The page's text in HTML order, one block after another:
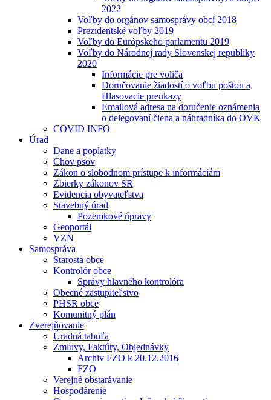
2022
Voľby do orgánov samosprávy obcí 2018
Prezidentské voľby 2019
Voľby do Európskeho parlamentu 2019
Voľby do Národnej rady Slovenskej republiky
2020
Informácie pre voliča
Doručovanie žiadostí o voľbu poštou a
Hlasovacie preukazy
Emailová adresa na doručenie oznámenia
o delegovaní člena a náhradníka do OVK
COVID INFO
Úrad
Dane a poplatky
Chov psov
Zákon o slobodnom prístupe k informáciám
Zbierky zákonov SR
Evidencia obyvateľstva
Stavebný úrad
Pozemkové úpravy
Geoportál
VZN
Samospráva
Starosta obce
Kontrolór obce
Správy hlavného kontrolóra
Obecné zastupiteľstvo
PHSR obce
Komunitný plán
Zverejňovanie
Úradná tabuľa
Zmluvy, Faktúry, Objednávky
Archiv FZO k 20.12.2016
FZO
Verejné obstarávanie
Hospodárenie